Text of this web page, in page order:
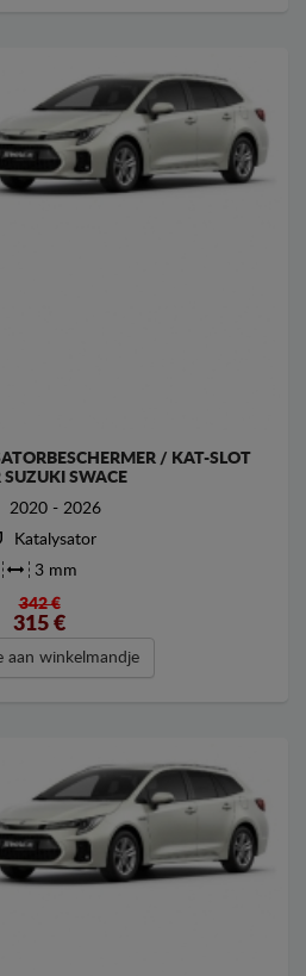
/ KAT-SLOT
SUZUKI SWACE
2020 - 2026
Katalysator
3 mm
342 €
315 €
aan winkelmandje